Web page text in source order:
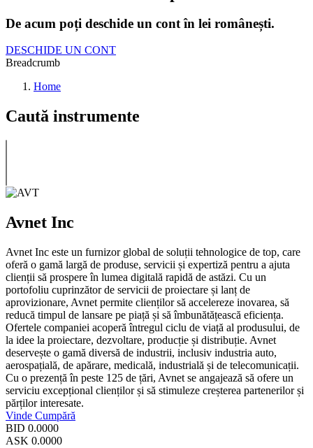
De acum poți deschide un cont în lei românești.
DESCHIDE UN CONT
Breadcrumb
Home
Caută instrumente
Avnet Inc
Avnet Inc este un furnizor global de soluții tehnologice de top, care
oferă o gamă largă de produse, servicii și expertiză pentru a ajuta
clienții să prospere în lumea digitală rapidă de astăzi. Cu un
portofoliu cuprinzător de servicii de proiectare și lanț de
aprovizionare, Avnet permite clienților să accelereze inovarea, să
reducă timpul de lansare pe piață și să îmbunătățească eficiența.
Ofertele companiei acoperă întregul ciclu de viață al produsului, de
la idee la proiectare, dezvoltare, producție și distribuție. Avnet
deservește o gamă diversă de industrii, inclusiv industria auto,
aerospațială, de apărare, medicală, industrială și de telecomunicații.
Cu o prezență în peste 125 de țări, Avnet se angajează să ofere un
serviciu excepțional clienților și să stimuleze creșterea partenerilor și
părților interesate.
Vinde Cumpără
BID 0.0000
ASK 0.0000